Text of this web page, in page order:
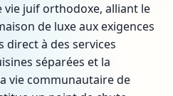
vie juif orthodoxe, alliant le
de luxe aux exigences
direct à des services
séparées et la
vie communautaire de